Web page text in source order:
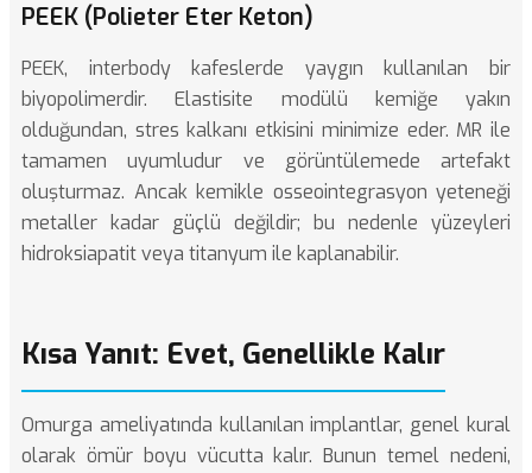
PEEK (Polieter Eter Keton)
PEEK, interbody kafeslerde yaygın kullanılan bir
biyopolimerdir. Elastisite modülü kemiğe yakın
olduğundan, stres kalkanı etkisini minimize eder. MR ile
tamamen uyumludur ve görüntülemede artefakt
oluşturmaz. Ancak kemikle osseointegrasyon yeteneği
metaller kadar güçlü değildir; bu nedenle yüzeyleri
hidroksiapatit veya titanyum ile kaplanabilir.
Kısa Yanıt: Evet, Genellikle Kalır
Omurga ameliyatında kullanılan implantlar, genel kural
olarak ömür boyu vücutta kalır. Bunun temel nedeni,